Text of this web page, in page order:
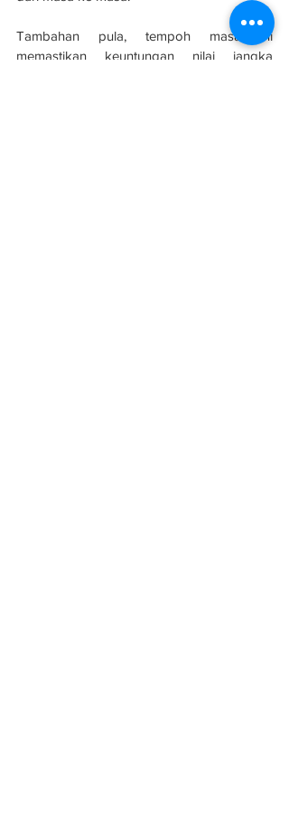
Tambahan pula, tempoh masa ini
memastikan keuntungan nilai jangka